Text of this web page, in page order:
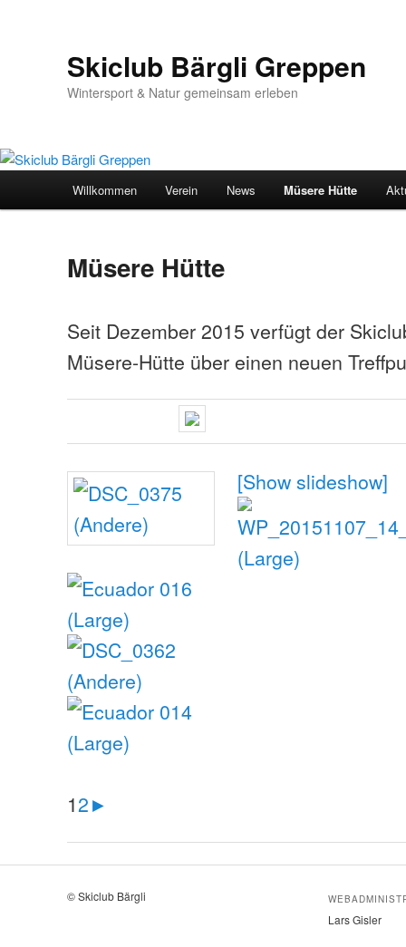
Skiclub Bärgli Greppen
Wintersport & Natur gemeinsam erleben
Zum Inhalt wechseln
Willkommen Verein News Müsere Hütte
Müsere Hütte
Seit Dezember 2015 verfügt der
Müsere-Hütte über einen neuen
[Show slideshow]
12►
© Skiclub Bärgli
Lars Gisler